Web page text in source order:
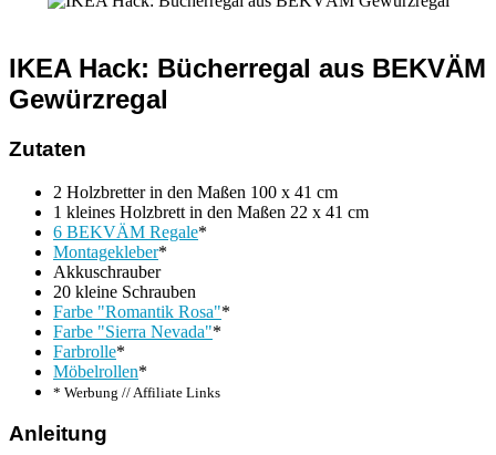
IKEA Hack: Bücherregal aus BEKVÄM
Gewürzregal
Zutaten
2 Holzbretter in den Maßen 100 x 41 cm
1 kleines Holzbrett in den Maßen 22 x 41 cm
6 BEKVÄM Regale*
Montagekleber*
Akkuschrauber
20 kleine Schrauben
Farbe "Romantik Rosa"*
Farbe "Sierra Nevada"*
Farbrolle*
Möbelrollen*
* Werbung // Affiliate Links
Anleitung